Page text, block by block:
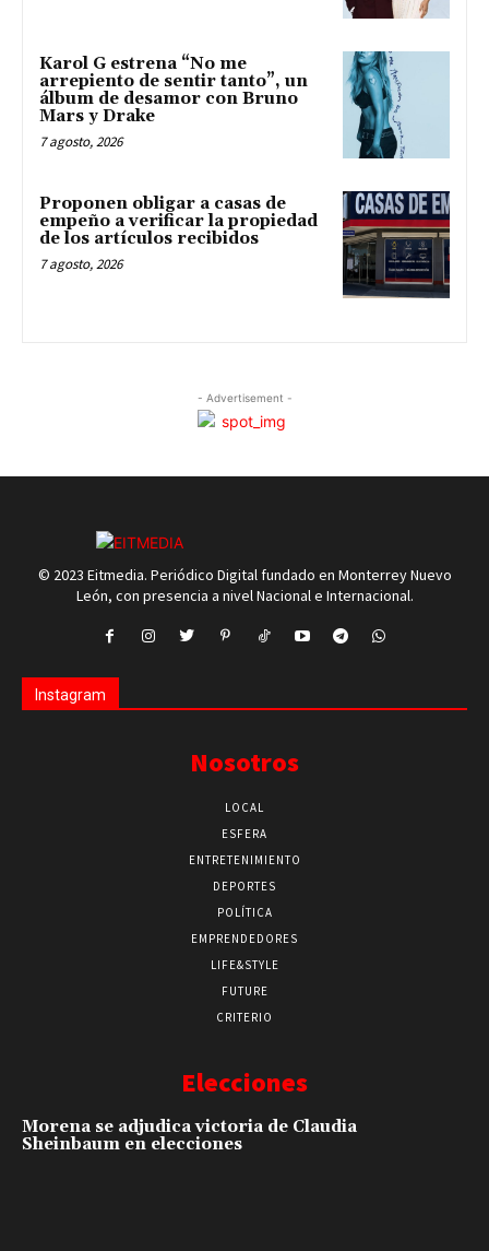
Karol G estrena “No me
arrepiento de sentir tanto”, un
álbum de desamor con Bruno
Mars y Drake
7 agosto, 2026
Proponen obligar a casas de
empeño a verificar la propiedad
de los artículos recibidos
7 agosto, 2026
- Advertisement -
© 2023 Eitmedia. Periódico Digital fundado en Monterrey Nuevo
León, con presencia a nivel Nacional e Internacional.
Instagram
Nosotros
LOCAL
ESFERA
ENTRETENIMIENTO
DEPORTES
POLÍTICA
EMPRENDEDORES
LIFE&STYLE
FUTURE
CRITERIO
Elecciones
Morena se adjudica victoria de Claudia
Sheinbaum en elecciones